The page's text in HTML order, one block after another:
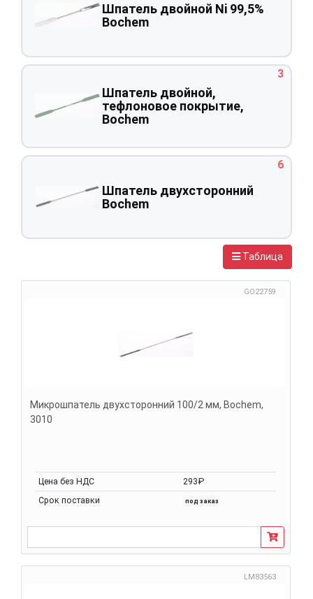
Шпатель двойной Ni 99,5%
Bochem
Шпатель двойной,
тефлоновое покрытие,
Bochem
3
Шпатель двухсторонний
Bochem
6
Таблица
GO22759
Микрошпатель двухсторонний 100/2 мм, Bochem,
3010
Цена без НДС
293₽
Срок поставки
под заказ
LM83563